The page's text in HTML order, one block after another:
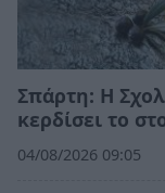
Σπάρτη: Η
κερδίσει το
04/08/2026 09:05